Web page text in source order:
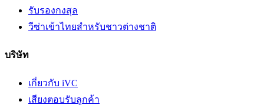
รับรองกงสุล
วีซ่าเข้าไทยสำหรับชาวต่างชาติ
บริษัท
เกี่ยวกับ iVC
เสียงตอบรับลูกค้า